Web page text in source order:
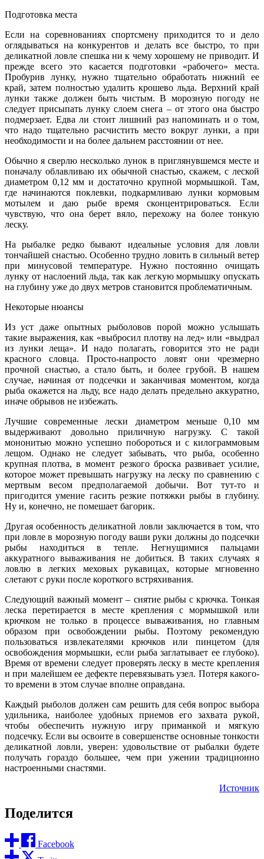
Подготовка места
Если на соревнованиях спортсмену приходится то и дело
оглядываться на конкурентов и делать все быстро, то при
деликатной ловле спешка ни к чему хорошему не приводит. И
прежде всего это касается подготовки «рабочего» места.
Пробурив лунку, нужно тщательно обработать нижний ее
край, затем полностью удалить крошево льда. Верхний край
лунки также должен быть чистым. В морозную погоду не
следует присыпать лунку слоем снега – от этого она быстро
подмерзает. Едва ли стоит лишний раз напоминать и о том,
что надо тщательно расчистить место вокруг лунки, а при
необходимости и на более дальнем расстоянии от нее.
Обычно я сверлю несколько лунок в приглянувшемся месте и
поначалу облавливаю их обычной снастью, скажем, с леской
диаметром 0,12 мм и достаточно крупной мормышкой. Там,
где начинаются поклевки, подкармливаю лунки кормовым
мотылем и даю рыбе время сконцентрироваться. Если
чувствую, что она берет вяло, перехожу на более тонкую
леску.
На рыбалке редко бывают идеальные условия для ловли
тончайшей снастью. Особенно трудно ловить в сильный ветер
при минусовой температуре. Нужно постоянно очищать
лунку от наслоений льда, так как легкую мормышку опускать
на глубину уже до двух метров становится проблематичным.
Некоторые нюансы
Из уст даже опытных рыболовов порой можно услышать
такие выражения, как «выбросил плотву на лед» или «выдрал
из лунки леща». И надо полагать, говорится это не ради
красного словца. Просто-напросто ловят они чрезмерно
прочной снастью, а стало быть, и более грубой. В нашем
случае, начиная от подсечки и заканчивая моментом, когда
рыба окажется на льду, все надо делать предельно аккуратно,
иначе обрывов не избежать.
Лучшие современные лески диаметром меньше 0,10 мм
выдерживают довольно приличную нагрузку. С такой
мононитью можно успешно побороться и с килограммовым
лещом. Однако не следует забывать, что рыба, особенно
крупная плотва, в момент резкого броска развивает усилие,
которое может превышать нагрузку на леску по сравнению с
мертвым весом предполагаемой добычи. Вот тут-то и
пригодится умение гасить резкие потяжки рыбы в глубину.
Ну и, конечно, не помешает багорик.
Другая особенность деликатной ловли заключается в том, что
при ловле в морозную погоду ваши руки должны до подсечки
рыбы находиться в тепле. Негнущимися пальцами
аккуратного вываживания не добиться. В таких случаях я
ловлю в легких меховых рукавицах, которые мгновенно
слетают с руки после короткого встряхивания.
Следующий важный момент – снятие рыбы с крючка. Тонкая
леска перетирается в месте крепления с мормышкой или
крючком не только в процессе вываживания, но главным
образом при освобождении рыбы. Поэтому рекомендую
пользоваться извлекателями крючков или пинцетом (для
освобождения мормышки, если рыба заглатывает ее глубоко).
Время от времени следует проверять леску в месте крепления
и при малейшем ее дефекте перевязывать узел. Потеря какого-
то времени в этом случае вполне оправдана.
Каждый рыболов должен сам решить для себя вопрос выбора
удильника, наиболее удобных приемов его захвата рукой,
чтобы обеспечить нужную игру приманкой и мягкую
подсечку. Если вы освоите в совершенстве основные тонкости
деликатной ловли, уверен: удовольствие от рыбалки будете
получать гораздо большее, чем при ужении традиционно
настроенными снастями.
Источник
Поделится
Facebook